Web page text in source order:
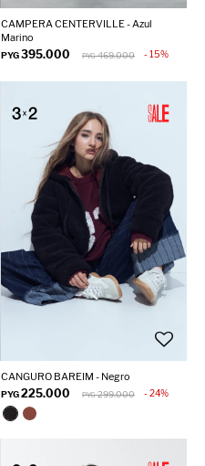
CAMPERA CENTERVILLE - Azul
Marino
PYG395.000 PYG 469.000 15
CANGURO BAREIM - Negro
PYG225.000 PYG 299.000 24